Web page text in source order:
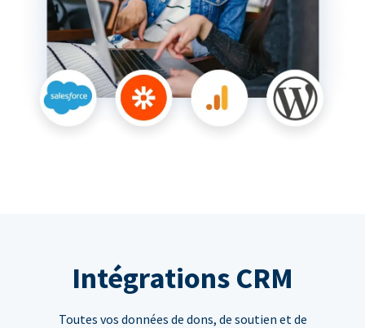
Intégrations CRM
Toutes vos données de dons, de soutien et de